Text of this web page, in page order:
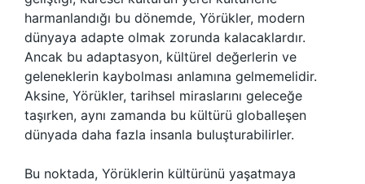
harmanlandığı bu dönemde, Yörükler, modern
dünyaya adapte olmak zorunda kalacaklardır.
Ancak bu adaptasyon, kültürel değerlerin ve
geleneklerin kaybolması anlamına gelmemelidir.
Aksine, Yörükler, tarihsel miraslarını geleceğe
taşırken, aynı zamanda bu kültürü globalleşen
dünyada daha fazla insanla buluşturabilirler.
Bu noktada, Yörüklerin kültürünü yaşatmaya